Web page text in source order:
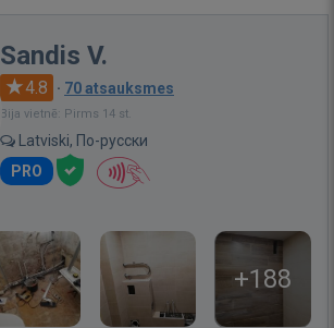
Sandis V.
4.8 · 70 atsauksmes
Bija vietnē: Pirms 14 st.
Latviski, По-русски
PRO
+188